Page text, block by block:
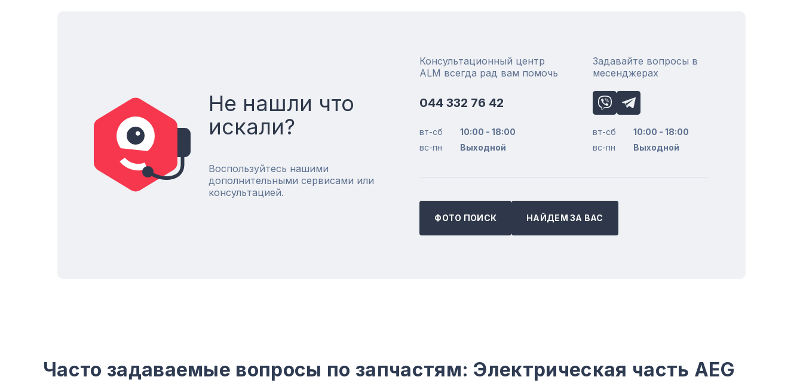
Не нашли что
искали?
Воспользуйтесь нашими
дополнительными сервисами или
консультацией.
Консультационный центр
ALM всегда рад вам помочь
044 332 76 42
вт-сб
10:00 - 18:00
вс-пн
Выходной
Задавайте вопросы в
месенджерах
вт-сб
10:00 - 18:00
вс-пн
Выходной
ФОТО ПОИСК НАЙДЕМ ЗА ВАС
Часто задаваемые вопросы по запчастям: Электрическая часть AEG